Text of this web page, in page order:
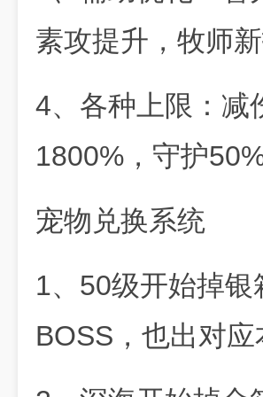
素攻提升，牧师
4、各种上限：减
1800%，守护
宠物兑换系统
1、50级开始掉
BOSS，也出对